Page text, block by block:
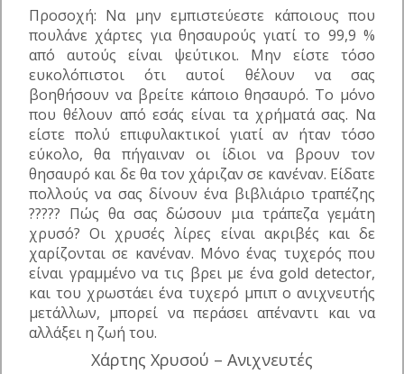
Προσοχή: Να μην εμπιστεύεστε κάποιους που
πουλάνε χάρτες για θησαυρούς γιατί το 99,9 %
από αυτούς είναι ψεύτικοι. Μην είστε τόσο
ευκολόπιστοι ότι αυτοί θέλουν να σας
βοηθήσουν να βρείτε κάποιο θησαυρό. Το μόνο
που θέλουν από εσάς είναι τα χρήματά σας. Να
είστε πολύ επιφυλακτικοί γιατί αν ήταν τόσο
εύκολο, θα πήγαιναν οι ίδιοι να βρουν τον
θησαυρό και δε θα τον χάριζαν σε κανέναν. Είδατε
πολλούς να σας δίνουν ένα βιβλιάριο τραπέζης
????? Πώς θα σας δώσουν μια τράπεζα γεμάτη
χρυσό? Οι χρυσές λίρες είναι ακριβές και δε
χαρίζονται σε κανέναν. Μόνο ένας τυχερός που
είναι γραμμένο να τις βρει με ένα gold detector,
και του χρωστάει ένα τυχερό μπιπ ο ανιχνευτής
μετάλλων, μπορεί να περάσει απέναντι και να
αλλάξει η ζωή του.
Χάρτης Χρυσού – Ανιχνευτές